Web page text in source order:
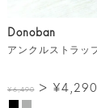
Donoban
¥6,490 ¥4,290